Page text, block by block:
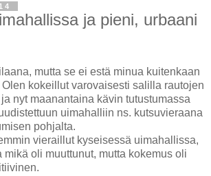
ja pieni, urbaani
mutta se ei estä minua kuitenkaan
kokeillut varovaisesti salilla rautojen
nyt maanantaina kävin tutustumassa
uimahalliin ns. kutsuvieraana
pohjalta.
vieraillut kyseisessä uimahallissa,
mikä oli muuttunut, mutta kokemus oli